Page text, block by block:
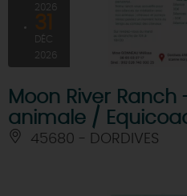
2026
31
DÉC
2026
Moon River
animale /
45680 - DORDIVES